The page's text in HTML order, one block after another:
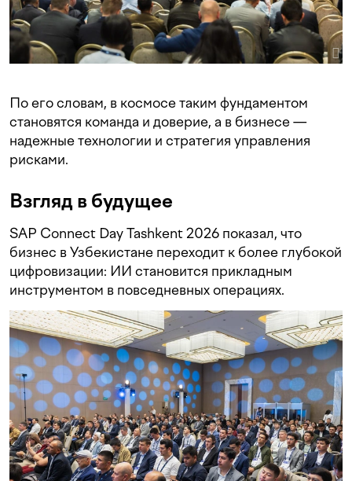
По его словам, в космосе таким фундаментом
становятся команда и доверие, а в бизнесе —
надежные технологии и стратегия управления
рисками.
Взгляд в будущее
SAP Connect Day Tashkent 2026 показал, что
бизнес в Узбекистане переходит к более глубокой
цифровизации: ИИ становится прикладным
инструментом в повседневных операциях.